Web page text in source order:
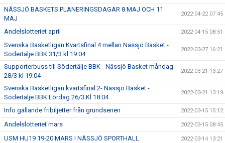
NÄSSJÖ BASKETS PLANERINGSDAGAR 8 MAJ OCH 11
MAJ
2022-04-22 07:45
Andelslotteriet april 2022-04-15 08:51
Svenska Basketligan Kvartsfinal 4 mellan Nässjö Basket -
Södertälje BBK 31/3 kl 19:04
2022-03-27 16:21
Supporterbuss till Södertälje BBK - Nässjö Basket måndag
28/3 kl 19:04
2022-03-21 13:27
Svenska Basketligan kvartsfinal 2- Nässjö Basket -
Södertälje BBK Lördag 26/3 Kl 18:04
2022-03-21 13:19
Info gällande fribiljetter från grundserien 2022-03-15 15:12
Andelslotteriet mars 2022-03-15 08:45
USM HU19 19-20 MARS I NÄSSJÖ SPORTHALL 2022-03-14 13:21